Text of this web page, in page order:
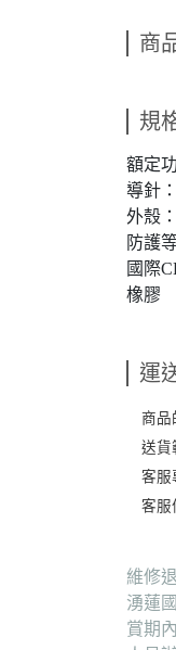
商
規
額定
導針
外殼
防護
國際
橡膠
運
商品
送貨
客服
客服
維修
湧蓮
賞期